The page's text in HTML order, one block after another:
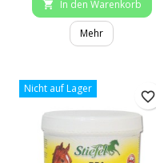
 In den Warenkorb
Mehr
Nicht auf Lager
favorite_border